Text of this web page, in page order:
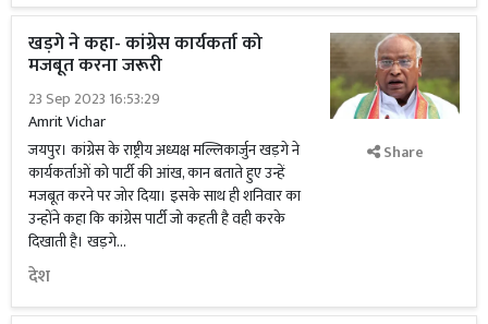
खड़गे ने कहा- कांग्रेस कार्यकर्ता को
मजबूत करना जरूरी
23 Sep 2023 16:53:29
Amrit Vichar
जयपुर। कांग्रेस के राष्ट्रीय अध्यक्ष मल्लिकार्जुन खड़गे ने
कार्यकर्ताओं को पार्टी की आंख, कान बताते हुए उन्हें
मजबूत करने पर जोर दिया। इसके साथ ही शनिवार का
उन्होंने कहा कि कांग्रेस पार्टी जो कहती है वही करके
दिखाती है। खड़गे...
देश
Share